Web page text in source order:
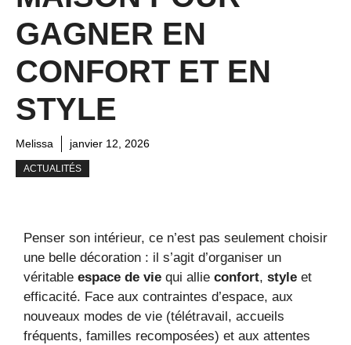
GAGNER EN
CONFORT ET EN
STYLE
Melissa janvier 12, 2026
ACTUALITÉS
Penser son intérieur, ce n’est pas seulement choisir
une belle décoration : il s’agit d’organiser un
véritable espace de vie qui allie confort, style et
efficacité. Face aux contraintes d’espace, aux
nouveaux modes de vie (télétravail, accueils
fréquents, familles recomposées) et aux attentes